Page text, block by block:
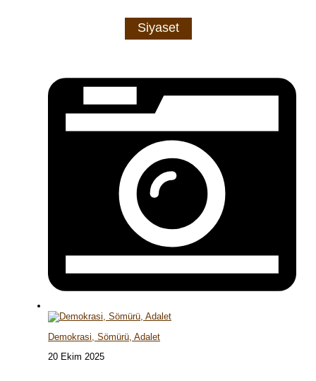
Siyaset
Demokrasi, Sömürü, Adalet
20 Ekim 2025